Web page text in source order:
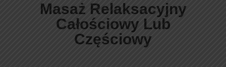
Masaż Relaksacyjny
Całościowy Lub
Częściowy